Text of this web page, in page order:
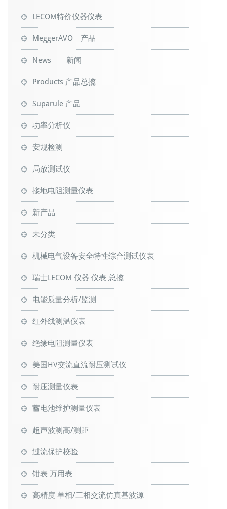
LECOM特价仪器仪表
MeggerAVO 产品
News 新闻
Products 产品总揽
Suparule 产品
功率分析仪
安规检测
局放测试仪
接地电阻测量仪表
新产品
未分类
机械电气设备安全特性综合测试仪表
瑞士LECOM 仪器 仪表 总揽
电能质量分析/监测
红外线测温仪表
绝缘电阻测量仪表
美国HV交流直流耐压测试仪
耐压测量仪表
蓄电池维护测量仪表
超声波测高/测距
过流保护校验
钳表 万用表
高精度 单相/三相交流仿真基波源